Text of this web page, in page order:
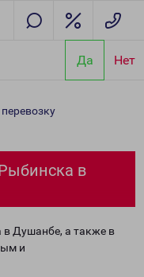
Да Нет
в
в Душанбе, а также в
и